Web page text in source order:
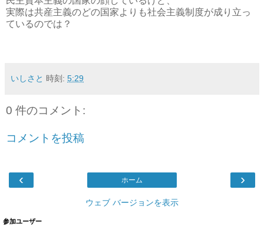
実際は共産主義のどの国家よりも社会主義制度が成り立っ
ているのでは？
いしさと 時刻: 5:29
0 件のコメント:
コメントを投稿
‹ ›
ホーム
ウェブ バージョンを表示
参加ユーザー